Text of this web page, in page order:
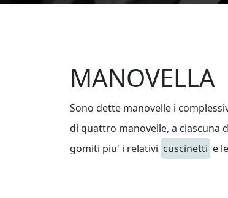
MANOVELLA
Sono dette manovelle i
di quattro manovelle, a ciascuna
gomiti piu' i relativi cuscinetti e